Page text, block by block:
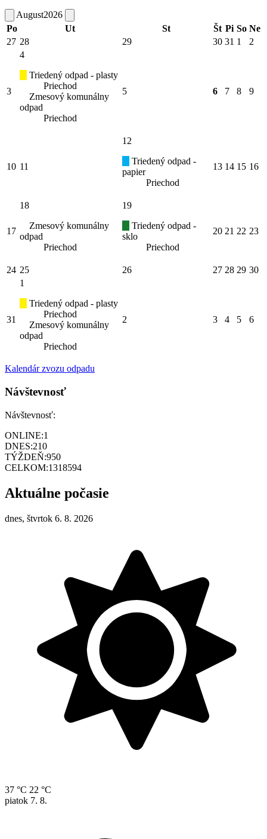
August2026
Po
Ut St Št Pi So Ne
27 28 29 30 31 1 2
3
4
Triedený odpad - plasty
Priechod
Zmesový komunálny
odpad
Priechod
5 6 7 8 9
10 11
12
Triedený odpad -
papier
Priechod
13 14 15 16
17
18
Zmesový komunálny
odpad
Priechod
19
Triedený odpad -
sklo
Priechod
20 21 22 23
24 25 26 27 28 29 30
31
1
Triedený odpad - plasty
Priechod
Zmesový komunálny
odpad
Priechod
2 3 4 5 6
Kalendár zvozu odpadu
Návštevnosť
Návštevnosť:
ONLINE:1
DNES:210
TÝŽDEŇ:950
CELKOM:1318594
Aktuálne počasie
dnes, štvrtok 6. 8. 2026
37 °C 22 °C
piatok 7. 8.